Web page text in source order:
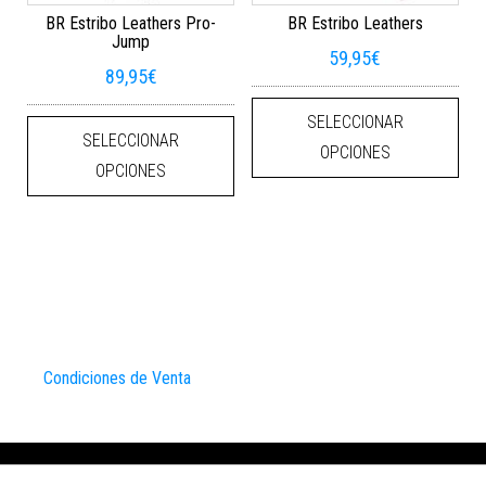
BR Estribo Leathers Pro-
Jump
89,95€
SELECCIONAR
OPCIONES
Este producto tiene múltiples
BR Estribo Leathers
59,95€
SELECCIONAR
OPCIONES
Condiciones de Venta